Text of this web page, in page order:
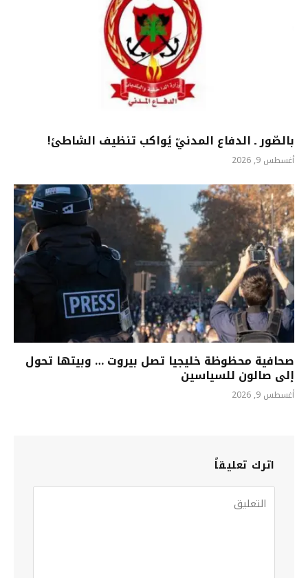
بالصّور ـ الدفاع المدنيّ يُواكب تنظيف الشاطئ!
أغسطس 9, 2026
صحافية محظوظة خليجيا تصل بيروت … وبيتها تحول
إلى صالون للسياسين
أغسطس 9, 2026
اترك تعليقاً